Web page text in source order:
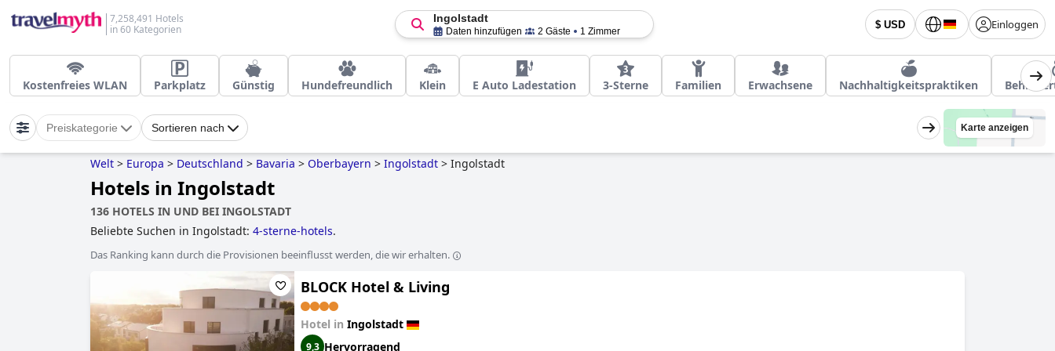
7,258,491 Hotels
in 60 Kategorien
$ USD Einloggen
Ingolstadt
Daten hinzufügen 2 Gäste 1 Zimmer
Kostenfreies WLAN Parkplatz Günstig Hundefreundlich Klein E Auto Ladestation 3-Sterne Familien Erwachsene Nachhaltigkeitspraktiken
Preiskategorie Sortieren nach Karte anzeigen
Welt > Europa > Deutschland > Bavaria > Oberbayern > Ingolstadt > Ingolstadt
Hotels in Ingolstadt
136 HOTELS IN UND BEI INGOLSTADT
Beliebte Suchen in Ingolstadt: 4-sterne-hotels.
Das Ranking kann durch die Provisionen beeinflusst werden, die wir erhalten.
BLOCK Hotel & Living
Hotel in Ingolstadt
9,3 Hervorragend